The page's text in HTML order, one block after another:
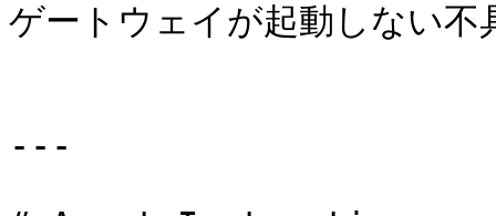
ゲートウェイが起動しない不
---